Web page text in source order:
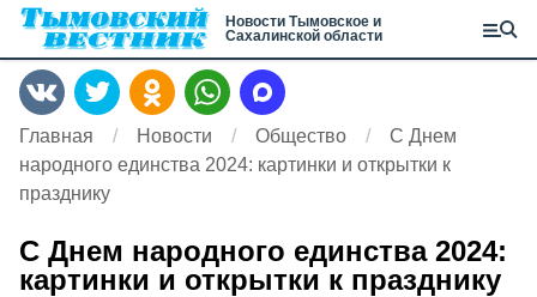
Новости Тымовское и
Сахалинской области
Главная Новости Общество
С Днем
народного единства 2024: картинки и открытки к
празднику
С Днем народного единства 2024:
картинки и открытки к празднику